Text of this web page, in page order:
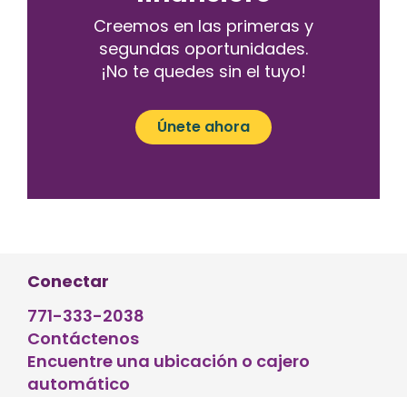
Creemos en las primeras y
segundas oportunidades.
¡No te quedes sin el tuyo!
Únete ahora
Conectar
771-333-2038
Contáctenos
Encuentre una ubicación o cajero
automático